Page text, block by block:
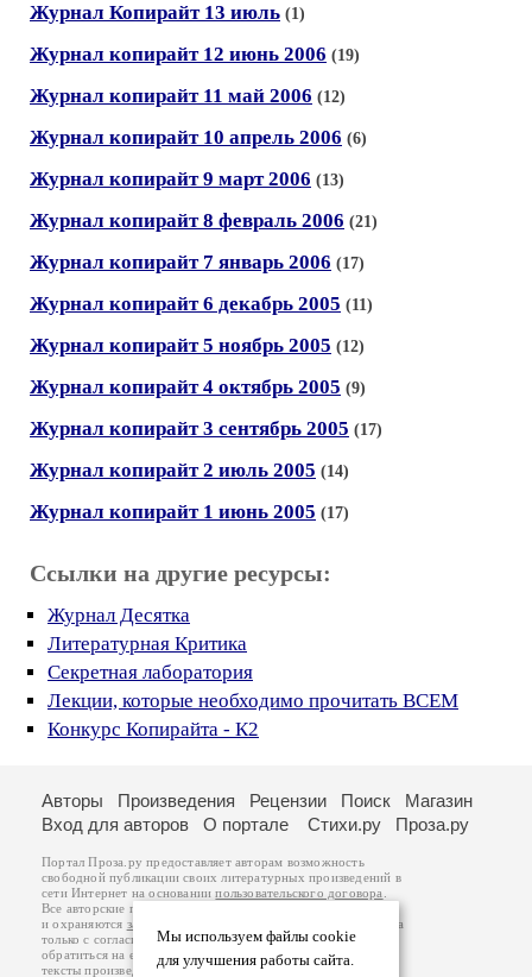
Журнал Копирайт 13 июль (1)
Журнал копирайт 12 июнь 2006 (19)
Журнал копирайт 11 май 2006 (12)
Журнал копирайт 10 апрель 2006 (6)
Журнал копирайт 9 март 2006 (13)
Журнал копирайт 8 февраль 2006 (21)
Журнал копирайт 7 январь 2006 (17)
Журнал копирайт 6 декабрь 2005 (11)
Журнал копирайт 5 ноябрь 2005 (12)
Журнал копирайт 4 октябрь 2005 (9)
Журнал копирайт 3 сентябрь 2005 (17)
Журнал копирайт 2 июль 2005 (14)
Журнал копирайт 1 июнь 2005 (17)
Ссылки на другие ресурсы:
Журнал Десятка
Литературная Критика
Секретная лаборатория
Лекции, которые необходимо прочитать ВСЕМ
Конкурс Копирайта - К2
Мы используем файлы cookie
для улучшения работы сайта.
Авторы Произведения Рецензии Поиск
Магазин
Вход для авторов
О портале Стихи.ру Проза.ру
Портал Проза.ру предоставляет авторам возможность
свободной публикации своих литературных произведений в
сети Интернет на основаниипользовательского договора
Все авторские права на произведения принадлежат авторам
и охраняются законом
. Перепечатка произведений возможна
только с согласия его автора, к которому вы можете
обратиться на его авторской странице. Ответственность за
тексты произведений авторы несут самостоятельно на